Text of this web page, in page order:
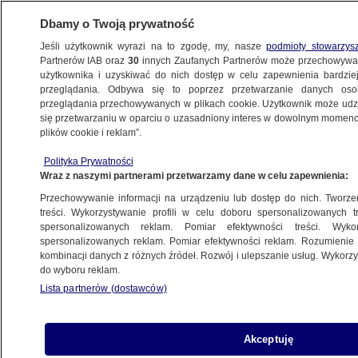
ŚWIAT
Białoruś jak "słoneczna Italia". Soft
propaganda o kraju Łukaszenki
Gabriela Sieczkowska
30.07.2025, 17:39
Posłuchaj artykułu
Dbamy o Twoją prywatność
Jeśli użytkownik wyrazi na to zgodę, my, naszepodmioty
Partnerów IAB oraz30 innych Zaufanych Partnerów może
użytkownika i uzyskiwać do nich dostęp w celu zapewnienia
przeglądania. Odbywa się to poprzez przetwarzanie danych
przeglądania przechowywanych w plikach cookie. Użytkownik może
się przetwarzaniu w oparciu o uzasadniony interes w dowolnym
plików cookie i reklam”.
Polityka Prywatności
Wraz z naszymi partnerami przetwarzamy dane w celu zapewnienia:
Przechowywanie informacji na urządzeniu lub dostęp do nich.
treści. Wykorzystywanie profili w celu doboru spersonalizowanych
spersonalizowanych reklam. Pomiar efektywności treści.
spersonalizowanych reklam. Pomiar efektywności reklam.
kombinacji danych z różnych źródeł. Rozwój i ulepszanie usług.
do wyboru reklam.
Lista partnerów (dostawców)
Akceptuję